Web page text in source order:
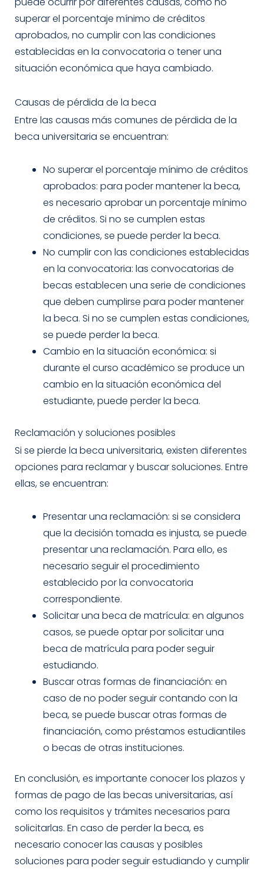
superar el porcentaje mínimo de créditos
aprobados, no cumplir con las condiciones
establecidas en la convocatoria o tener una
situación económica que haya cambiado.
Causas de pérdida de la beca
Entre las causas más comunes de pérdida de la
beca universitaria se encuentran:
No superar el porcentaje mínimo de créditos
aprobados: para poder mantener la beca,
es necesario aprobar un porcentaje mínimo
de créditos. Si no se cumplen estas
condiciones, se puede perder la beca.
No cumplir con las condiciones establecidas
en la convocatoria: las convocatorias de
becas establecen una serie de condiciones
que deben cumplirse para poder mantener
la beca. Si no se cumplen estas condiciones,
se puede perder la beca.
Cambio en la situación económica: si
durante el curso académico se produce un
cambio en la situación económica del
estudiante, puede perder la beca.
Reclamación y soluciones posibles
Si se pierde la beca universitaria, existen diferentes
opciones para reclamar y buscar soluciones. Entre
ellas, se encuentran:
Presentar una reclamación: si se considera
que la decisión tomada es injusta, se puede
presentar una reclamación. Para ello, es
necesario seguir el procedimiento
establecido por la convocatoria
correspondiente.
Solicitar una beca de matrícula: en algunos
casos, se puede optar por solicitar una
beca de matrícula para poder seguir
estudiando.
Buscar otras formas de financiación: en
caso de no poder seguir contando con la
beca, se puede buscar otras formas de
financiación, como préstamos estudiantiles
o becas de otras instituciones.
En conclusión, es importante conocer los plazos y
formas de pago de las becas universitarias, así
como los requisitos y trámites necesarios para
solicitarlas. En caso de perder la beca, es
necesario conocer las causas y posibles
soluciones para poder seguir estudiando y cumplir